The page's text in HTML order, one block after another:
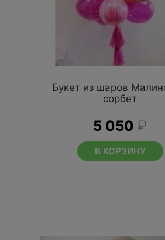
Букет из шаров
сорбет
5 050 ₽
В КОРЗИНУ